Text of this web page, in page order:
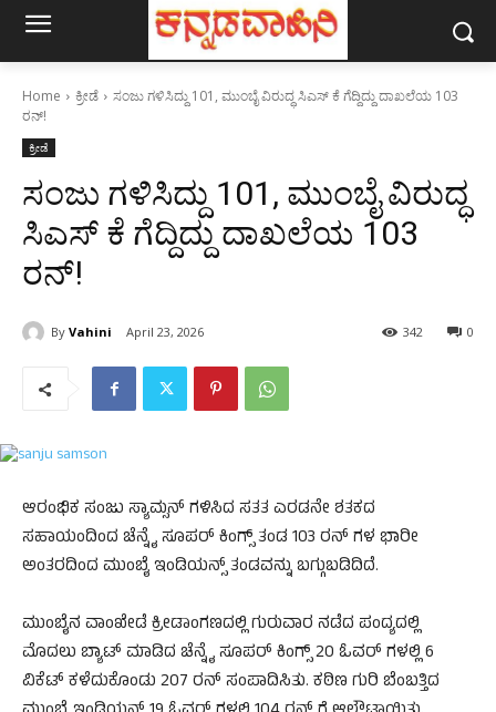
Home ಕ್ರೀಡೆ
ಸಂಜು ಗಳಿಸಿದ್ದು 101, ಮುಂಬೈ ವಿರುದ್ಧ ಸಿಎಸ್‌ ಕೆ ಗೆದ್ದಿದ್ದು ದಾಖಲೆಯ 103
ರನ್!
ಕ್ರೀಡೆ
ಸಂಜು ಗಳಿಸಿದ್ದು 101, ಮುಂಬೈ ವಿರುದ್ಧ
ಸಿಎಸ್‌ ಕೆ ಗೆದ್ದಿದ್ದು ದಾಖಲೆಯ 103
ರನ್!
By Vahini April 23, 2026 0
342
ಆರಂಭಿಕ ಸಂಜು ಸ್ಯಾಮ್ಸನ್‌ ಗಳಿಸಿದ ಸತತ ಎರಡನೇ ಶತಕದ
ಸಹಾಯಂದಿಂದ ಚೆನ್ನೈ ಸೂಪರ್‌ ಕಿಂಗ್ಸ್‌ ತಂಡ 103 ರನ್‌ ಗಳ ಭಾರೀ
ಅಂತರದಿಂದ ಮುಂಬೈ ಇಂಡಿಯನ್ಸ್‌ ತಂಡವನ್ನು ಬಗ್ಗುಬಡಿದಿದೆ.
ಮುಂಬೈನ ವಾಂಖೇಡೆ ಕ್ರೀಡಾಂಗಣದಲ್ಲಿ ಗುರುವಾರ ನಡೆದ ಪಂದ್ಯದಲ್ಲಿ
ಮೊದಲು ಬ್ಯಾಟ್‌ ಮಾಡಿದ ಚೆನ್ನೈ ಸೂಪರ್ ಕಿಂಗ್ಸ್‌ 20 ಓವರ್‌ ಗಳಲ್ಲಿ 6
ವಿಕೆಟ್‌ ಕಳೆದುಕೊಂಡು 207 ರನ್‌ ಸಂಪಾದಿಸಿತು. ಕಠಿಣ ಗುರಿ ಬೆಂಬತ್ತಿದ